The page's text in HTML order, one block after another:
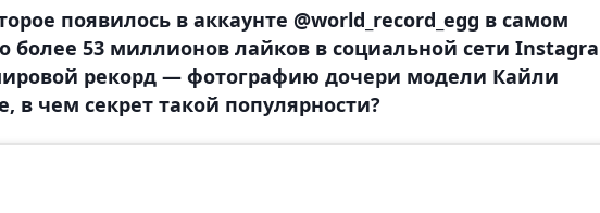
появилось в аккаунте @world_record_egg в самом
более 53 миллионов лайков в социальной сети
рекорд — фотографию дочери модели Кайли
в чем секрет такой популярности?